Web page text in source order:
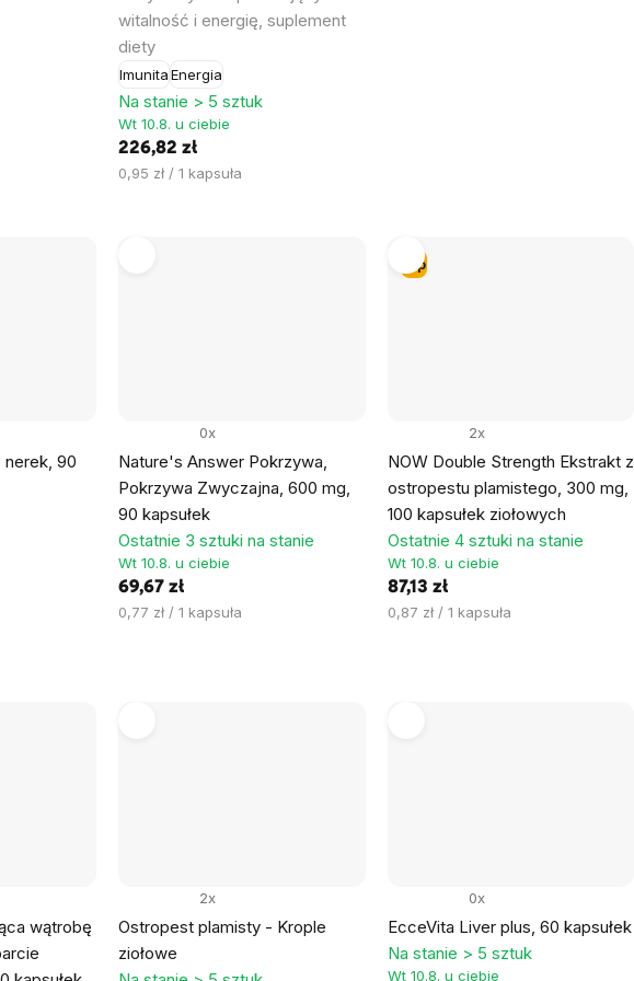
witalność i energię, suplement
diety
Imunita Energia
Na stanie > 5 sztuk
Wt 10.8. u ciebie
226,82 zł
Cena
0,95 zł / 1 kapsuła
nerek, 90
Nature's Answer Pokrzywa,
Pokrzywa Zwyczajna, 600 mg,
90 kapsułek
0x
Ostatnie 3 sztuki na stanie
Wt 10.8. u ciebie
69,67 zł
Cena
0,77 zł / 1 kapsuła
Tip
NOW Double Strength Ekstrakt z
ostropestu plamistego, 300 mg,
100 kapsułek ziołowych
2x
Ostatnie 4 sztuki na stanie
Wt 10.8. u ciebie
87,13 zł
Cena
0,87 zł / 1 kapsuła
wątrobę
Ostropest plamisty - Krople
ziołowe
2x
EcceVita Liver plus, 60 kapsułek
0x
Na stanie > 5 sztuk
Wt 10.8. u ciebie